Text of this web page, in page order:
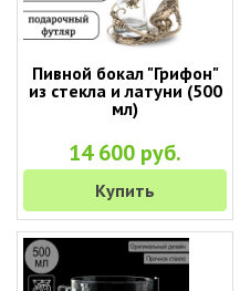
Пивной бокал "Грифон"
из стекла и латуни (500
мл)
14 600 руб.
Купить